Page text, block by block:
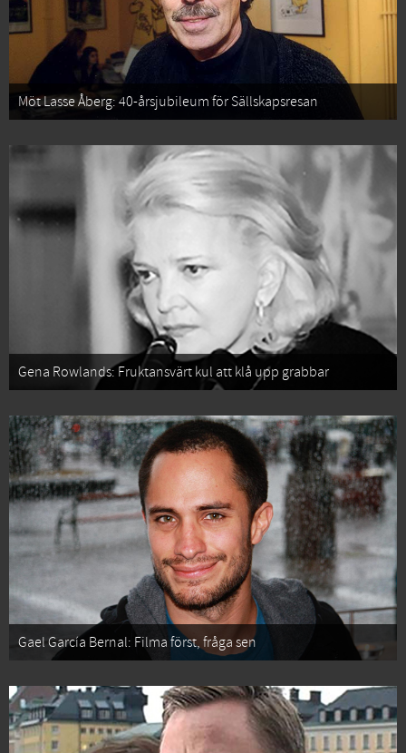
Möt Lasse Åberg: 40-årsjubileum för Sällskapsresan
Gena Rowlands: Fruktansvärt kul att klå upp grabbar
Gael García Bernal: Filma först, fråga sen